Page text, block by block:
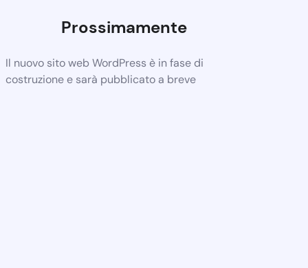
Prossimamente
Il nuovo sito web WordPress è in fase di
costruzione e sarà pubblicato a breve